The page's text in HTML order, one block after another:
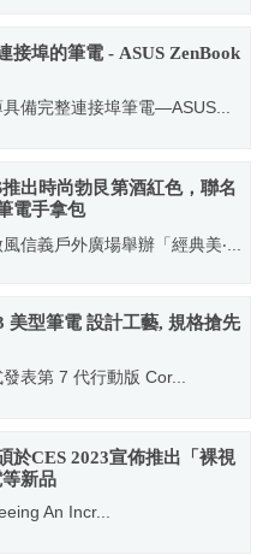
接埠的筆電 - ASUS ZenBook
備完整連接埠筆電—ASUS...
推出時尚勃艮第酒紅色，聯名
電手拿包
信義戶外廣場舉辦「經典美‧...
美型筆電 設計工藝, 規格搶先
表第 7 代行動版 Cor...
於CES 2023宣佈推出「裸視
新品
An Incr...